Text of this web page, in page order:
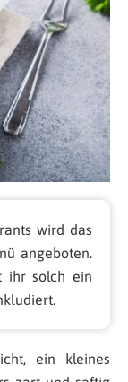
wird das
angeboten.
ihr solch ein
ein kleines